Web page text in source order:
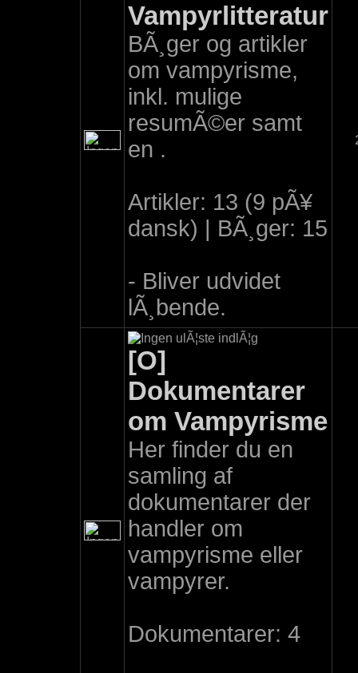
Vampyrlitteratur
BÃ¸ger og artikler
om vampyrisme,
inkl. mulige
resumÃ©er samt
en .
Artikler: 13 (9 pÃ¥
dansk) | BÃ¸ger: 15
- Bliver udvidet
lÃ¸bende.
[O]
Dokumentarer
om Vampyrisme
Her finder du en
samling af
dokumentarer der
handler om
vampyrisme eller
vampyrer.
Dokumentarer: 4